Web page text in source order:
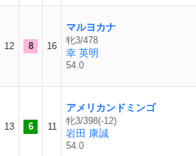
12 8 16
マルヨカナ
牝3/478
幸 英明
54.0
13 6 11
アメリカンドミンゴ
牝3/398(-12)
岩田 康誠
54.0